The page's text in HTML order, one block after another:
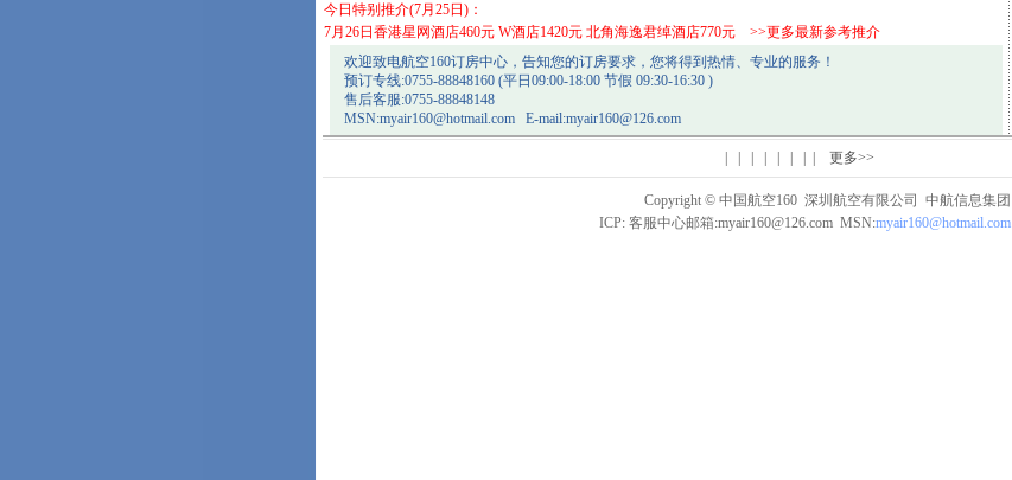
今日特别推介(7月25日)：
7月26日香港星网酒店460元 W酒店1420元 北角海逸君绰酒店770元
>>更多最新参考推介
欢迎致电航空160订房中心，告知您的订房要求，您将得到热情、专业的服务！
预订专线:0755-88848160 (平日09:00-18:00 节假 09:30-16:30 )
售后客服:0755-88848148
MSN:myair160@hotmail.com E-mail:myair160@126.com
| | | | | | | | 更多>>
Copyright © 中国航空160 深圳航空有限公司 中航信息集团
ICP: 客服中心邮箱:myair160@126.com MSN:myair160@hotmail.com